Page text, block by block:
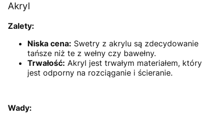
Akryl
Zalety:
Niska cena: Swetry z akrylu są zdecydowanie
tańsze niż te z wełny czy bawełny.
Trwałość: Akryl jest trwałym materiałem, który
jest odporny na rozciąganie i ścieranie.
Wady: